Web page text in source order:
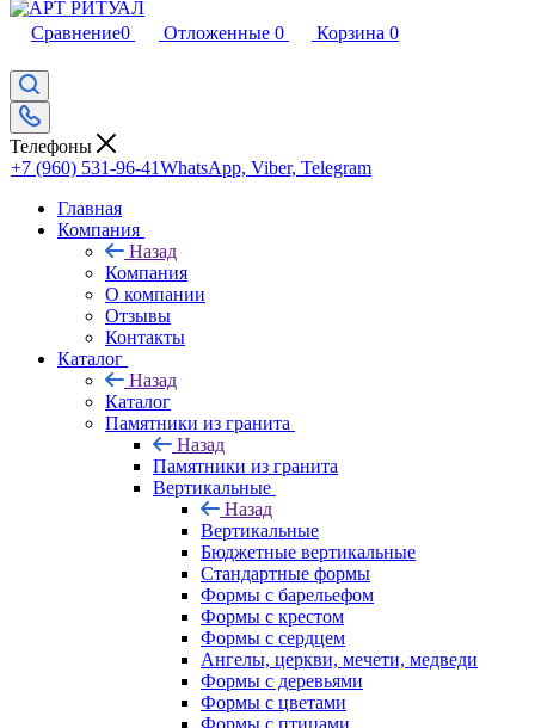
Сравнение0 Отложенные 0 Корзина 0
Телефоны
+7 (960) 531-96-41WhatsApp, Viber, Telegram
Главная
Компания
Назад
Компания
О компании
Отзывы
Контакты
Каталог
Назад
Каталог
Памятники из гранита
Назад
Памятники из гранита
Вертикальные
Назад
Вертикальные
Бюджетные вертикальные
Стандартные формы
Формы с барельефом
Формы с крестом
Формы с сердцем
Ангелы, церкви, мечети, медведи
Формы с деревьями
Формы с цветами
Формы с птицами